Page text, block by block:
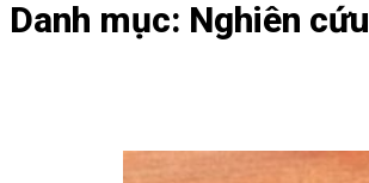
Danh mục: Nghiên